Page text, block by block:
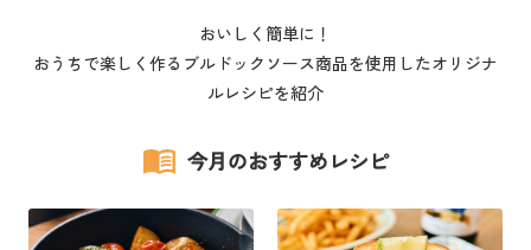
おいしく簡単に！
おうちで楽しく作るブルドックソース商品を使用したオリジナ
ルレシピを紹介
今月のおすすめレシピ